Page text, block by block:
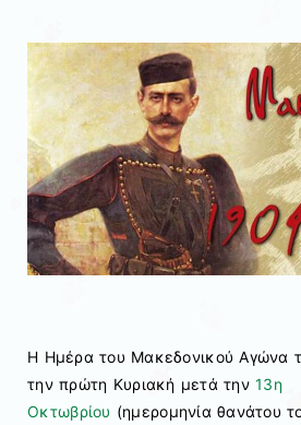
Η Ημέρα του Μακεδονικού Αγώνα
την πρώτη Κυριακή μετά την 13η
Οκτωβρίου (ημερομηνία θανάτου